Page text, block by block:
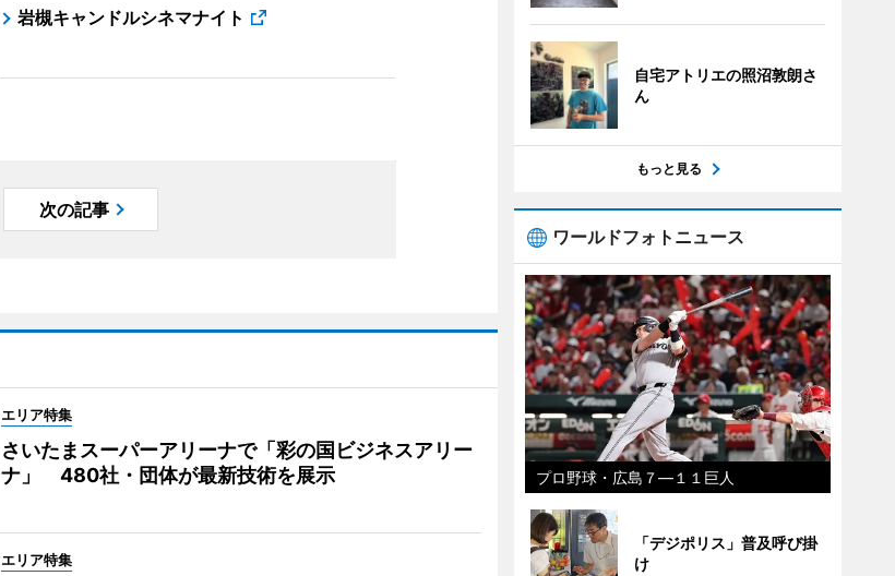
岩槻キャンドルシネマナイト
次の記事
エリア特集
さいたまスーパーアリーナで「彩の国ビジネスアリー
ナ」 480社・団体が最新技術を展示
エリア特集
自宅アトリエの照沼敦朗さ
ん
もっと見る
ワールドフォトニュース
プロ野球・広島７―１１巨人
「デジポリス」普及呼び掛
け